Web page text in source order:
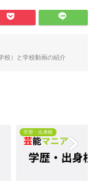
校）と学校動画の紹介
学歴・出身校